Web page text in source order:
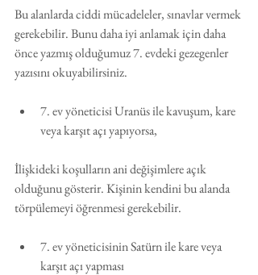
Bu alanlarda ciddi mücadeleler, sınavlar vermek
gerekebilir. Bunu daha iyi anlamak için daha
önce yazmış olduğumuz 7. evdeki gezegenler
yazısını okuyabilirsiniz.
7. ev yöneticisi Uranüs ile kavuşum, kare
veya karşıt açı yapıyorsa,
İlişkideki koşulların ani değişimlere açık
olduğunu gösterir. Kişinin kendini bu alanda
törpülemeyi öğrenmesi gerekebilir.
7. ev yöneticisinin Satürn ile kare veya
karşıt açı yapması